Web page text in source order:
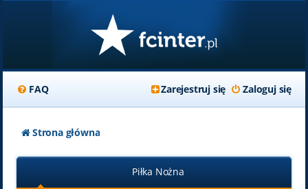
FAQ Zaloguj się
Zarejestruj się
Strona główna
Piłka Nożna